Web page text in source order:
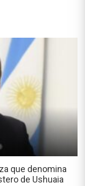
que denomina
de Ushuaia